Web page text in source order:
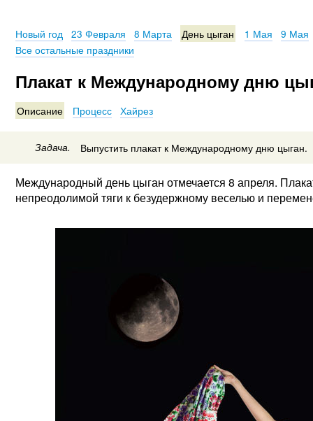
Новый год 23 Февраля 8 Марта День цыган 1 Мая
9 Мая
Все остальные праздники
Плакат к Международному дню
Описание Процесс Хайрез
Задача. Выпустить плакат к Международному дню цыган.
Международный день цыган отмечается 8 апреля.
непреодолимой тяги к безудержному веселью и